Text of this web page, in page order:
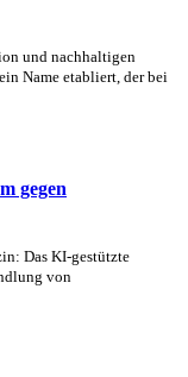
und nachhaltigen
Name etabliert, der bei
gegen
Das KI-gestützte
von